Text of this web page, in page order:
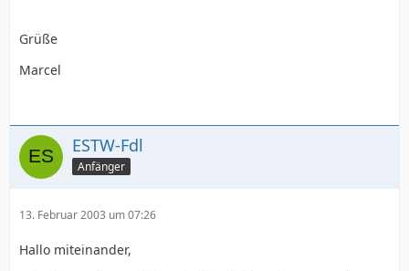
Grüße
Marcel
ESTW-Fdl
Anfänger
13. Februar 2003 um 07:26
Hallo miteinander,